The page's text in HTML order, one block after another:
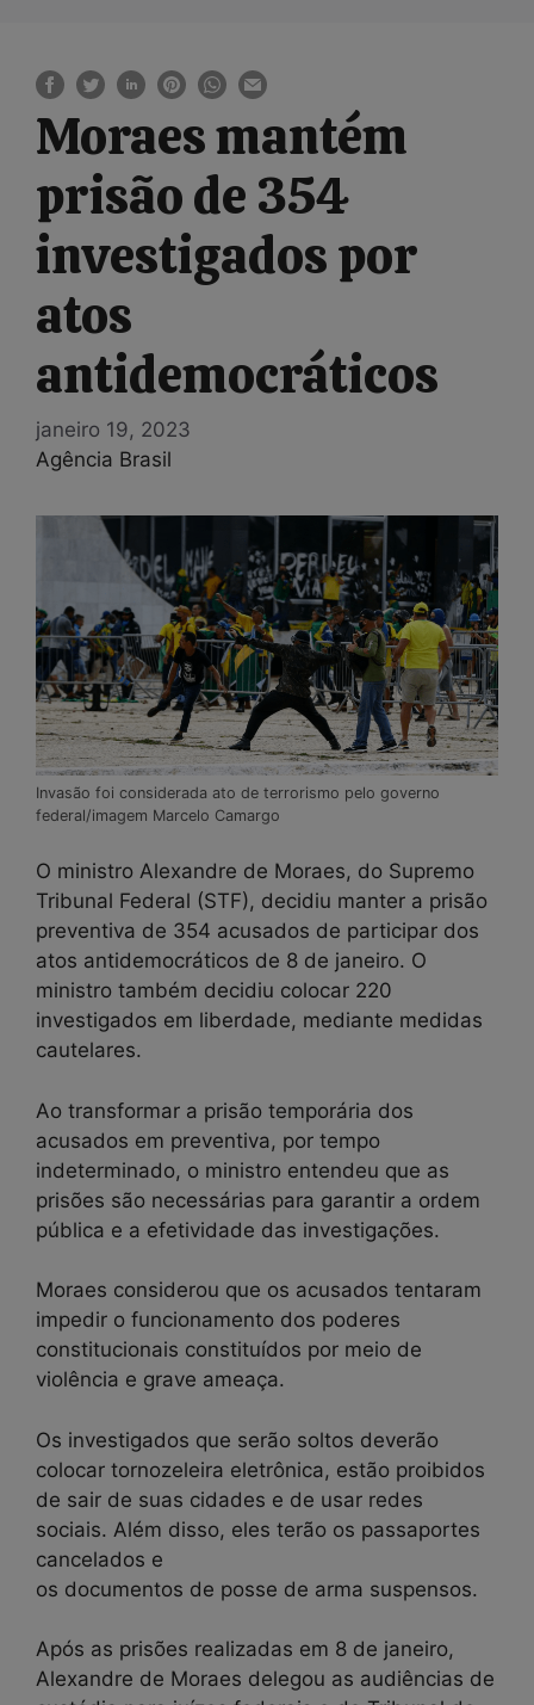
Moraes mantém
prisão de 354
investigados por
atos
antidemocráticos
janeiro 19, 2023
Agência Brasil
Invasão foi considerada ato de terrorismo pelo governo
federal/imagem Marcelo Camargo
O ministro Alexandre de Moraes, do Supremo
Tribunal Federal (STF), decidiu manter a prisão
preventiva de 354 acusados de participar dos
atos antidemocráticos de 8 de janeiro. O
ministro também decidiu colocar 220
investigados em liberdade, mediante medidas
cautelares.
Ao transformar a prisão temporária dos
acusados em preventiva, por tempo
indeterminado, o ministro entendeu que as
prisões são necessárias para garantir a ordem
pública e a efetividade das investigações.
Moraes considerou que os acusados tentaram
impedir o funcionamento dos poderes
constitucionais constituídos por meio de
violência e grave ameaça.
Os investigados que serão soltos deverão
colocar tornozeleira eletrônica, estão proibidos
de sair de suas cidades e de usar redes
sociais. Além disso, eles terão os passaportes
cancelados e
os documentos de posse de arma suspensos.
Após as prisões realizadas em 8 de janeiro,
Alexandre de Moraes delegou as audiências de